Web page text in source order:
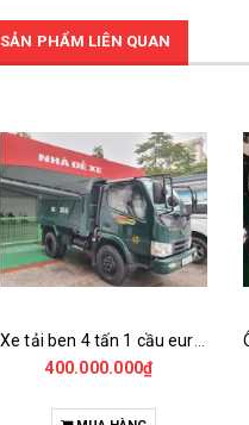
SẢN PHẨM LIÊN QUAN
400.000.000₫